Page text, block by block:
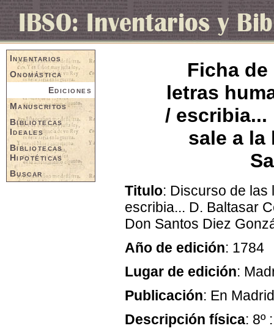
Inventarios
Onomástica
Ediciones
Manuscritos
Bibliotecas
Ideales
Bibliotecas
Hipotéticas
Buscar
Ficha
letras
/ escribia...
sale a la
Titulo: Discurso de las
escribia... D. Baltasar
Don Santos Diez
Año de edición: 1784
Lugar de edición:
Publicación: En
Descripción física: 8º